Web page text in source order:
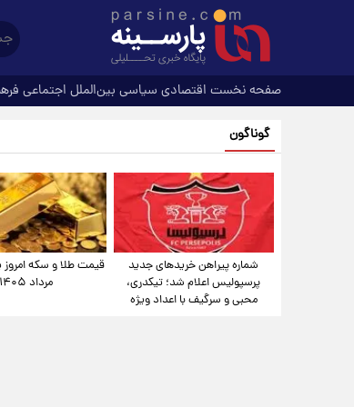
صفحه نخست اقتصادی سیاسی بین‌الملل اجتماعی
گوناگون
شماره پیراهن خریدهای جدید
پرسپولیس اعلام شد؛ تیکدری،
محبی و سرگیف با اعداد ویژه
مرداد ۱۴۰۵